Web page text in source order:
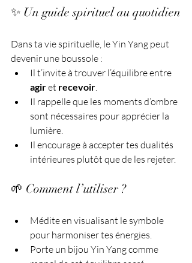
✨ Un guide spirituel au quotidien
Dans ta vie spirituelle, le Yin Yang peut
devenir une boussole :
Il t’invite à trouver l’équilibre entre
agir et recevoir.
Il rappelle que les moments d’ombre
sont nécessaires pour apprécier la
lumière.
Il encourage à accepter tes dualités
intérieures plutôt que de les rejeter.
🌱 Comment l’utiliser ?
Médite en visualisant le symbole
pour harmoniser tes énergies.
Porte un bijou Yin Yang comme